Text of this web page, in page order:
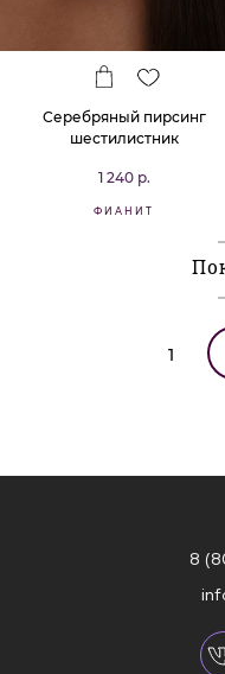
Серебряный пирсинг
шестилистник
1 240 р.
ФИАНИТ
1
8